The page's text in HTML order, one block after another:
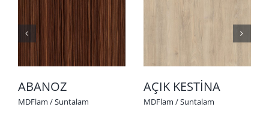
ABANOZ
MDFlam / Suntalam
AÇIK KESTİNA
MDFlam / Suntalam